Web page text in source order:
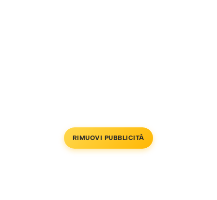
RIMUOVI PUBBLICITÀ